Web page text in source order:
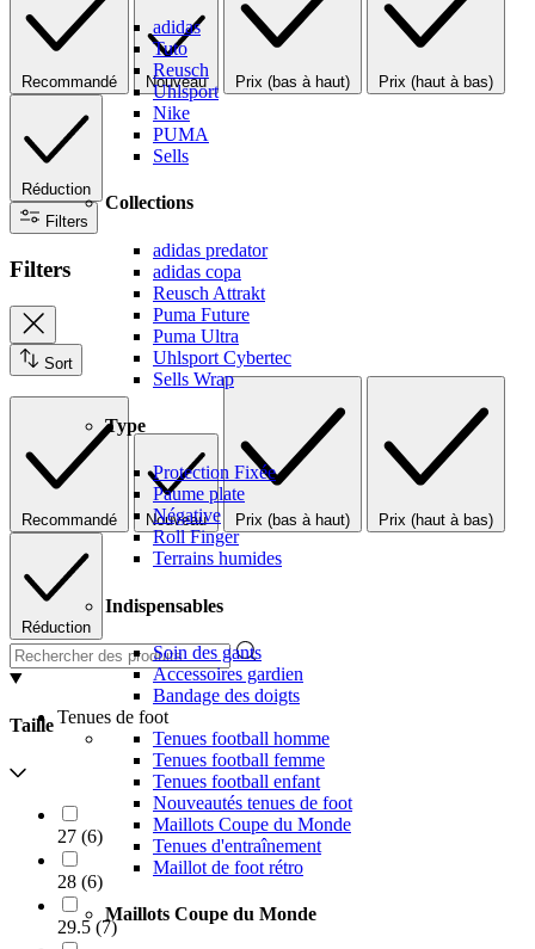
adidas
Tuto
Reusch
Uhlsport
Nike
PUMA
Sells
Collections
adidas predator
adidas copa
Reusch Attrakt
Puma Future
Puma Ultra
Uhlsport Cybertec
Sells Wrap
Type
Protection Fixée
Paume plate
Négative
Roll Finger
Terrains humides
Indispensables
Soin des gants
Accessoires gardien
Bandage des doigts
Tenues de foot
Tenues football homme
Tenues football femme
Tenues football enfant
Nouveautés tenues de foot
Maillots Coupe du Monde
Tenues d'entraînement
Maillot de foot rétro
Maillots Coupe du Monde
Recommandé Nouveau Prix (bas à haut) Prix (haut à bas)
Réduction
Filters
Filters
Sort
Recommandé Nouveau Prix (bas à haut) Prix (haut à bas)
Réduction
Taille
27 (6)
28 (6)
29.5 (7)